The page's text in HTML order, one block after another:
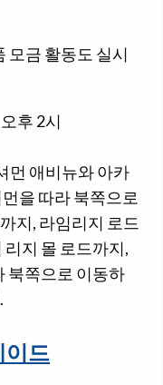
모금 활동도 실시
후 2시
먼 애비뉴와 아카
을 따라 북쪽으로
지, 라임리지 로드
지 몰 로드까지,
북쪽으로 이동하
드